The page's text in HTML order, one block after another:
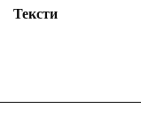
Тексти